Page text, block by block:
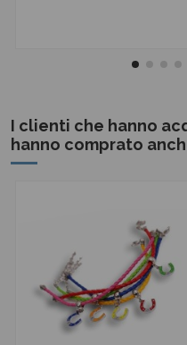
I clienti che hanno
hanno comprato